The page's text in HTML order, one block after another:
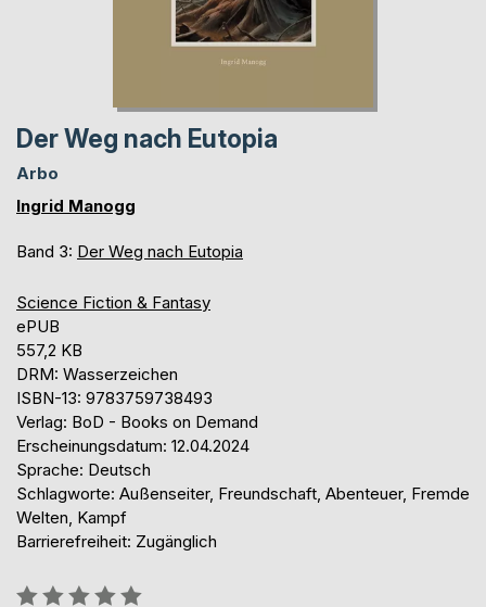
Der Weg nach Eutopia
Arbo
Ingrid Manogg
Band 3: Der Weg nach Eutopia
Science Fiction & Fantasy
ePUB
557,2 KB
DRM: Wasserzeichen
ISBN-13: 9783759738493
Verlag: BoD - Books on Demand
Erscheinungsdatum: 12.04.2024
Sprache: Deutsch
Schlagworte: Außenseiter, Freundschaft, Abenteuer, Fremde
Welten, Kampf
Barrierefreiheit: Zugänglich
Bewertung::